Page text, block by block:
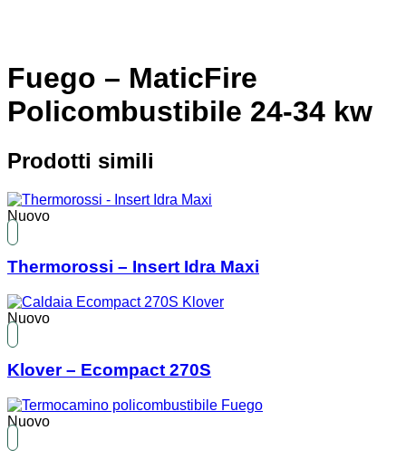
Fuego – MaticFire
Policombustibile 24-34 kw
Prodotti simili
Nuovo
Thermorossi – Insert Idra Maxi
Nuovo
Klover – Ecompact 270S
Nuovo